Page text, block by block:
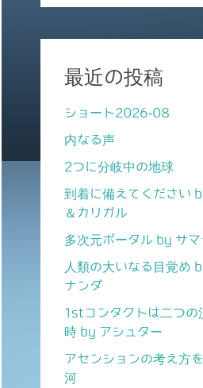
最近の投稿
ショート2026-08
内なる声
2つに分岐中の地球
到着に備えてください
＆カリガル
多次元ポータル by サ
人類の大いなる目覚め
ナンダ
1stコンタクトは二つの
時 by アシュター
アセンションの考え方
河